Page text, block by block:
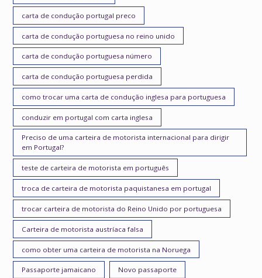
carta de condução portugal preco
carta de condução portuguesa no reino unido
carta de condução portuguesa número
carta de condução portuguesa perdida
como trocar uma carta de condução inglesa para portuguesa
conduzir em portugal com carta inglesa
Preciso de uma carteira de motorista internacional para dirigir
em Portugal?
teste de carteira de motorista em português
troca de carteira de motorista paquistanesa em portugal
trocar carteira de motorista do Reino Unido por portuguesa
Carteira de motorista austríaca falsa
como obter uma carteira de motorista na Noruega
Passaporte jamaicano Novo passaporte